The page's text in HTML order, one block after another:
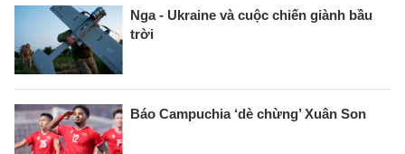
Nga - Ukraine và cuộc chiến giành bầu
trời
Báo Campuchia ‘dè chừng’ Xuân Son